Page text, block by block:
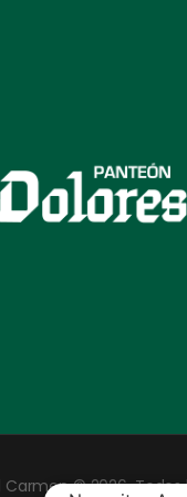
Carmen © 2026. Todos